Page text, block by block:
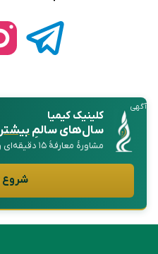
آگهی
کلینیک کیمیا
سال‌های سالمِبیشتر
مشاورهٔ معارفهٔ ۱۵ دقیقه‌ای رایگان، آنلاین
شروع